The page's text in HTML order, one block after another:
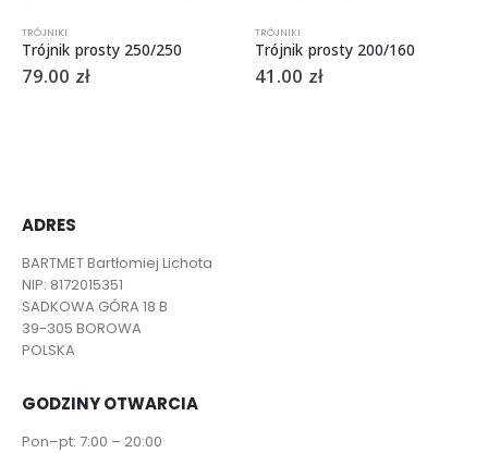
TRÓJNIKI
Trójnik prosty 250/250
79.00 zł
TRÓJNIKI
Trójnik prosty 200/160
41.00 zł
ADRES
BARTMET Bartłomiej Lichota
NIP: 8172015351
SADKOWA GÓRA 18 B
39-305 BOROWA
POLSKA
GODZINY OTWARCIA
Pon–pt: 7:00 – 20:00